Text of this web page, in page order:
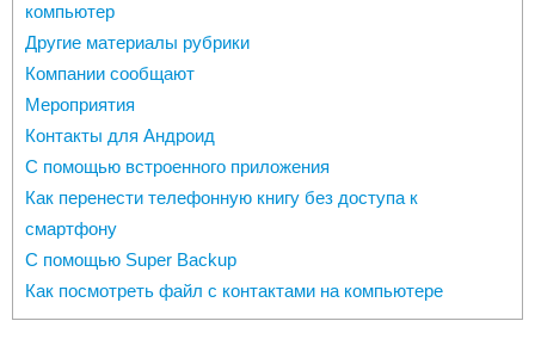
компьютер
Другие материалы рубрики
Компании сообщают
Мероприятия
Контакты для Андроид
С помощью встроенного приложения
Как перенести телефонную книгу без доступа к
смартфону
С помощью Super Backup
Как посмотреть файл с контактами на компьютере